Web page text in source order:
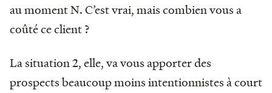
au moment N. C’est vrai, mais combien vous a
coûté ce client ?
La situation 2, elle, va vous apporter des
prospects beaucoup moins intentionnistes à court